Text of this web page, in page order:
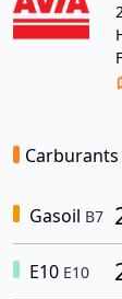
Gasoil B7
E10 E10